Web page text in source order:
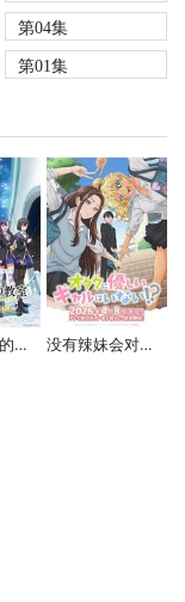
第04集
第01集
黑猫和魔女的课堂 没有辣妹会对阿宅温柔!?